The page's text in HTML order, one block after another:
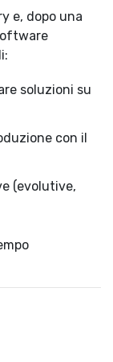
e, dopo una
soluzioni su
con il
(evolutive,